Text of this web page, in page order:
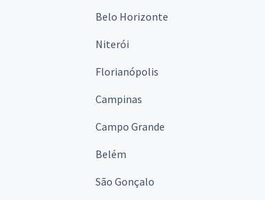
Belo Horizonte
Niterói
Florianópolis
Campinas
Campo Grande
Belém
São Gonçalo